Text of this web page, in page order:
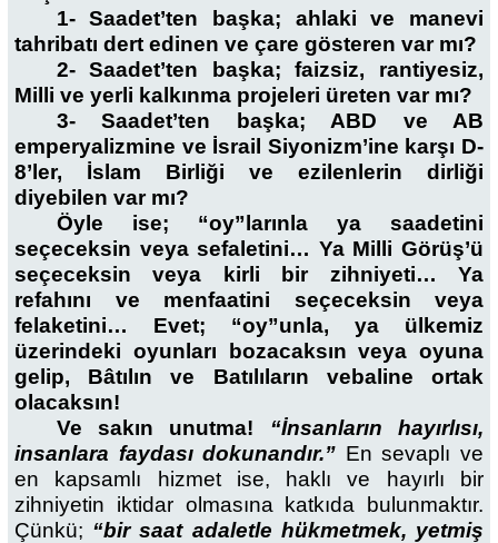
1- Saadet’ten başka; ahlaki ve manevi
tahribatı dert edinen ve çare gösteren var mı?
2- Saadet’ten başka; faizsiz, rantiyesiz,
Milli ve yerli kalkınma projeleri üreten var mı?
3- Saadet’ten başka; ABD ve AB
emperyalizmine ve İsrail Siyonizm’ine karşı D-
8’ler, İslam Birliği ve ezilenlerin dirliği
diyebilen var mı?
Öyle ise; “oy”larınla ya saadetini
seçeceksin veya sefaletini… Ya Milli Görüş’ü
seçeceksin veya kirli bir zihniyeti… Ya
refahını ve menfaatini seçeceksin veya
felaketini… Evet; “oy”unla, ya ülkemiz
üzerindeki oyunları bozacaksın veya oyuna
gelip, Bâtılın ve Batılıların vebaline ortak
olacaksın!
Ve sakın unutma!
“İnsanların hayırlısı,
insanlara faydası dokunandır.” En sevaplı ve
en kapsamlı hizmet ise, haklı ve hayırlı bir
zihniyetin iktidar olmasına katkıda bulunmaktır.
Çünkü; “bir saat adaletle hükmetmek, yetmiş